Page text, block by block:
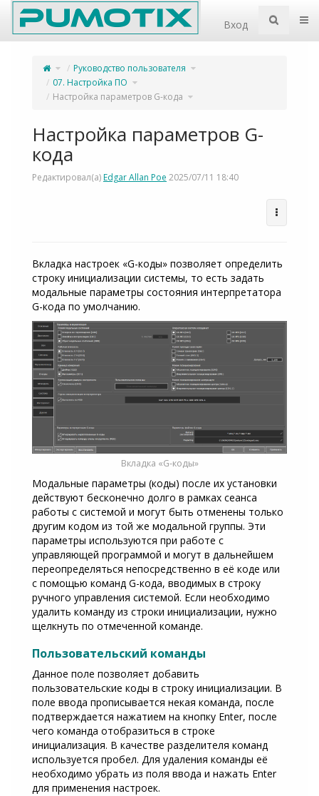
Home
Вход
Переключите
родительское
дерево
Настройка
параметров
G-
Руководство пользователя Переключите
дерево
иерархии
07. Настройка ПО Переключите
дерево
иерархии
07.
Настройка
ПО.
Настройка параметров G-кода Переключите
дерево
иерархии
Настройка параметров G-
кода
Редактировал(а)Edgar Allan Poe 2025/07/11 18:40
Вкладка настроек «G-коды» позволяет определить
строку инициализации системы, то есть задать
модальные параметры состояния интерпретатора
G-кода по умолчанию.
Вкладка «G-коды»
Модальные параметры (коды) после их установки
действуют бесконечно долго в рамках сеанса
работы с системой и могут быть отменены только
другим кодом из той же модальной группы. Эти
параметры используются при работе с
управляющей программой и могут в дальнейшем
переопределяться непосредственно в её коде или
с помощью команд G-кода, вводимых в строку
ручного управления системой. Если необходимо
удалить команду из строки инициализации, нужно
щелкнуть по отмеченной команде.
Пользовательский команды
Данное поле позволяет добавить
пользовательские коды в строку инициализации. В
поле ввода прописывается некая команда, после
подтверждается нажатием на кнопку Enter, после
чего команда отобразиться в строке
инициализация. В качестве разделителя команд
используется пробел. Для удаления команды её
необходимо убрать из поля ввода и нажать Enter
для применения настроек.